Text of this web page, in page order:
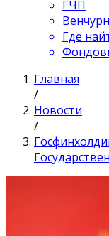
ГЧП
Где
Главная
/
Новости
/